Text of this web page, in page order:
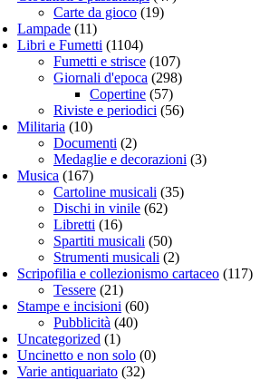
Carte da gioco (19)
Lampade (11)
Libri e Fumetti (1104)
Fumetti e strisce (107)
Giornali d'epoca (298)
Copertine (57)
Riviste e periodici (56)
Militaria (10)
Documenti (2)
Medaglie e decorazioni (3)
Musica (167)
Cartoline musicali (35)
Dischi in vinile (62)
Libretti (16)
Spartiti musicali (50)
Strumenti musicali (2)
Scripofilia e collezionismo cartaceo (117)
Tessere (21)
Stampe e incisioni (60)
Pubblicità (40)
Uncategorized (1)
Uncinetto e non solo (0)
Varie antiquariato (32)